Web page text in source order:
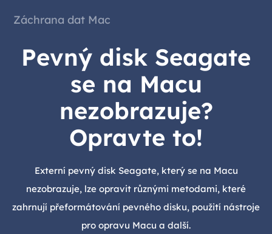
Záchrana dat Mac
Pevný disk Seagate
se na Macu
nezobrazuje?
Opravte to!
Externí pevný disk Seagate, který se na Macu
nezobrazuje, lze opravit různými metodami, které
zahrnují přeformátování pevného disku, použití nástroje
pro opravu Macu a další.